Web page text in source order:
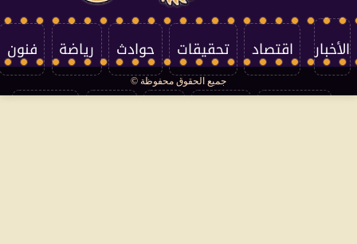
الأخبار اقتصاد تحقيقات حوادث رياضة فنون
جميع الحقوق محفوظة ©